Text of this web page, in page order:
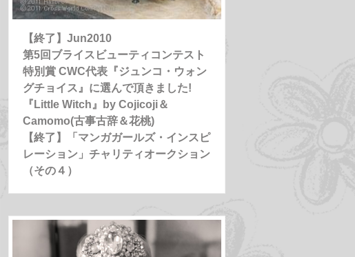
【終了】Jun2010
第5回ブライスビューティコンテスト
特別賞 CWC代表『ジュンコ・ウォン
グチョイス』に選んで頂きました!
『Little Witch』by Cojicoji＆
Camomo(古事古辞＆花桃)
【終了】「マンガガールズ・インスピ
レーション」チャリティオークション
（その４）